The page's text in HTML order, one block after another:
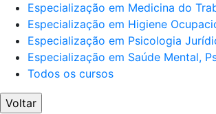
Especialização em Medicina do
Especialização em Higiene
Especialização em Psicologia
Especialização em Saúde Mental,
Todos os cursos
Voltar